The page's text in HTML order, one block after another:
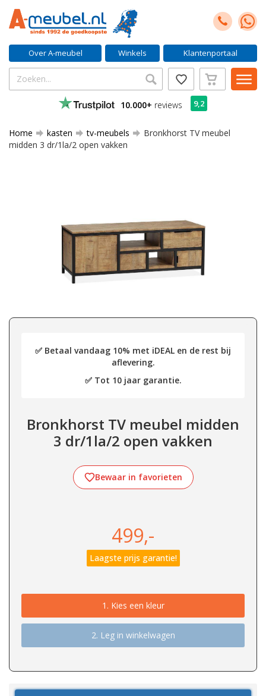
Over A-meubel Winkels Klantenportaal
10.000+ reviews 9,2
Home kasten tv-meubels
Bronkhorst TV meubel
midden 3 dr/1la/2 open vakken
✅ Betaal vandaag 10% met iDEAL en de rest bij
aflevering.
✅ Tot 10 jaar garantie.
Bronkhorst TV meubel midden
3 dr/1la/2 open vakken
Bewaar in favorieten
499,-
Laagste prijs garantie!
1. Kies een kleur
2. Leg in winkelwagen